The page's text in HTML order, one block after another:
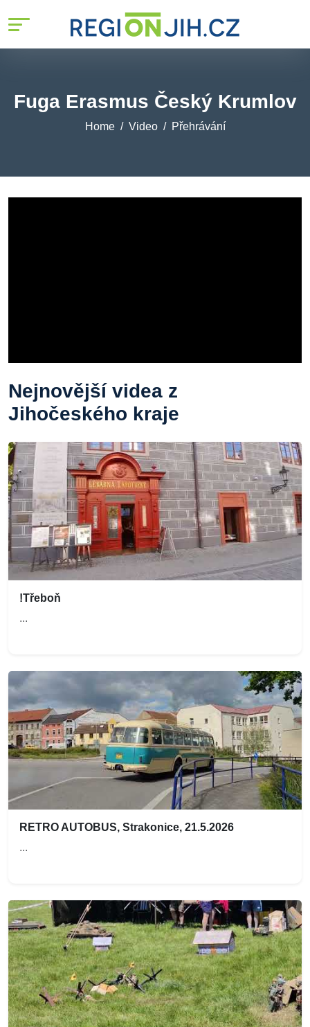
Fuga Erasmus Český Krumlov
Home Video Přehrávání
Nejnovější videa z
Jihočeského kraje
!Třeboň
...
RETRO AUTOBUS, Strakonice, 21.5.2026
...